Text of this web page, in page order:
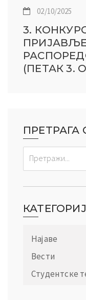
02/10/2025
3.
(ПЕТАК 3.
ПРЕТРАГА
Најаве
Вести
Студентске